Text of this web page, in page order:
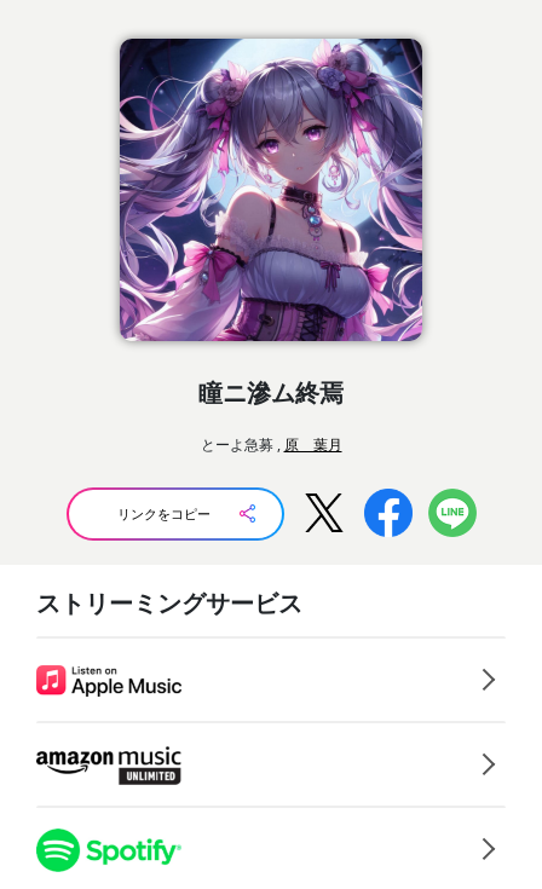
瞳ニ滲ム終焉
とーよ急募 , 原 葉月
リンクをコピー
ストリーミングサービス